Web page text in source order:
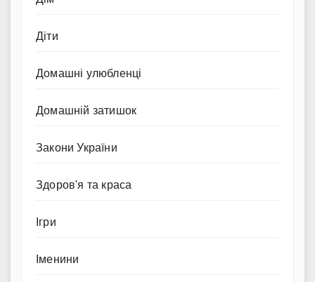
Діти
Домашні улюбленці
Домашній затишок
Закони України
Здоров'я та краса
Ігри
Іменини